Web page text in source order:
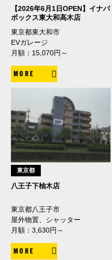
【2026年6月1日OPEN】イナバ
ボックス東大和高木店
東京都東大和市
EVガレージ
月額：15,070円～
MORE
東京都
八王子下柚木店
東京都八王子市
屋外物置、シャッター
月額：3,630円～
MORE